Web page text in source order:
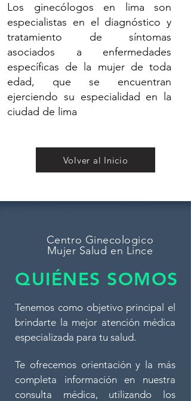
Los ginecólogos en lima son
especialistas en el diagnóstico y
tratamiento de síntomas
asociados a enfermedades
específicas de la mujer de toda
edad, que se encuentran
ejerciendo su especialidad en la
ciudad de lima
Volver al Inicio
Centro Ginecologico
Mujer Salud en Lince
QUIÉNES SOMOS
Tenemos como objetivo principal el
brindarte la mejor atención médica
especializada para tu salud.
Te ofrecemos orientación y la más
completa información en nuestra
consulta médica, utilizando los